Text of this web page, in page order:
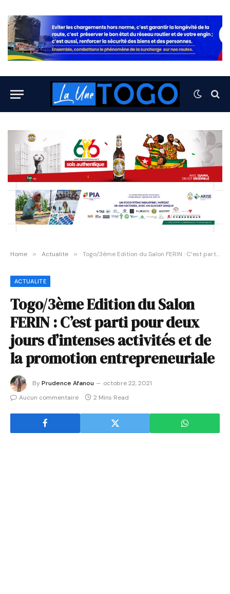
Home » Actualite » Togo/3ème Edition du Salon FERIN : C’est parti pour deux jours d’intenses activités et de la promotion entrepreneuriale
ACTUALITE
Togo/3ème Edition du Salon
FERIN : C’est parti pour deux
jours d’intenses activités et de
la promotion entrepreneuriale
ByPrudence Afanou
octobre 22, 2021
Aucun commentaire
2 Mins Read